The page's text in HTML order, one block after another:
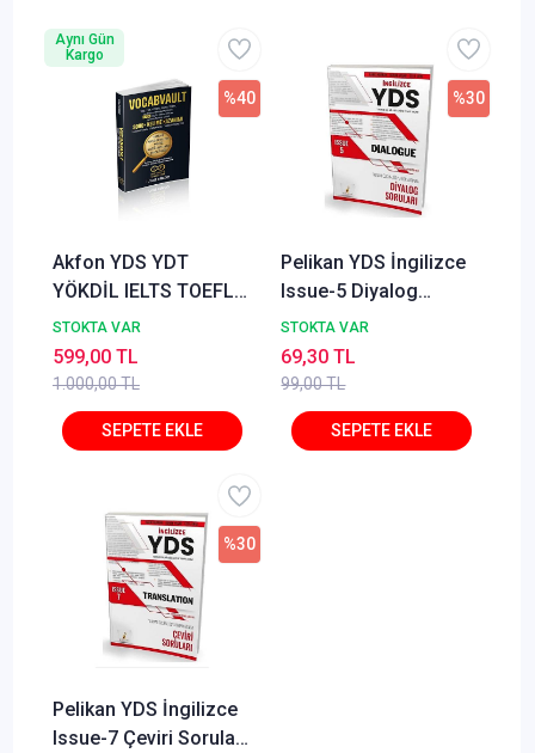
Akfon YDS YDT
YÖKDİL IELTS TOEFL
VOCABVAULT 1750
Özgün Kelime Sorusu
- İlyas Ersöz
STOKTA VAR
1.000,00 TL
%40
599,00 TL
Aynı Gün
Kargo
Pelikan YDS İngilizce
Issue-5 Diyalog
Soruları Pelikan
Yayınları
STOKTA VAR
99,00 TL
%30
69,30 TL
Pelikan YDS İngilizce
Issue-7 Çeviri Soruları
%30